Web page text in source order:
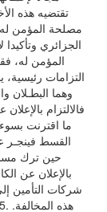
تقتضيه هذه
الجزائري
المؤمن له،
التزامات رئيسية،
وهما البطـلان
فالالتزام
ما اقترنت بسوء
القسط
حين ترك
بالإعلان عن
شركات التأمين